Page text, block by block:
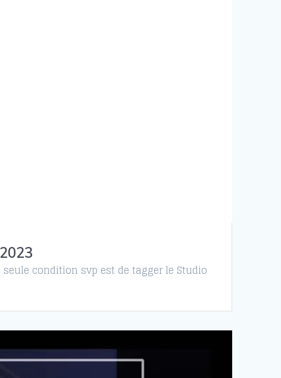
condition svp est de tagger le Studio